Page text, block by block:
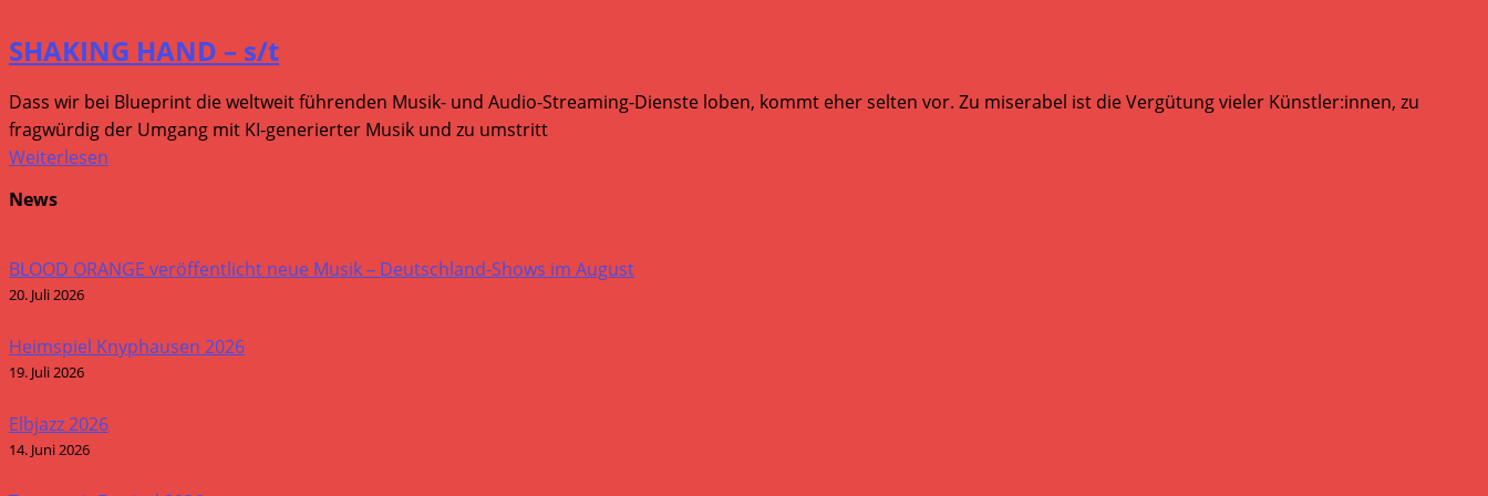
SHAKING HAND – s/t
Dass wir bei Blueprint die weltweit führenden Musik- und Audio-Streaming-Dienste loben, kommt eher selten vor. Zu miserabel ist die Vergütung vieler Künstler:innen, zu
fragwürdig der Umgang mit KI-generierter Musik und zu umstritt
Weiterlesen
News
BLOOD ORANGE veröffentlicht neue Musik – Deutschland-Shows im August
20. Juli 2026
Heimspiel Knyphausen 2026
19. Juli 2026
Elbjazz 2026
14. Juni 2026